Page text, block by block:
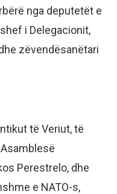
nga deputetët e
i Delegacionit,
zëvendësanëtari
të Veriut, të
Perestrelo, dhe
e NATO-s,